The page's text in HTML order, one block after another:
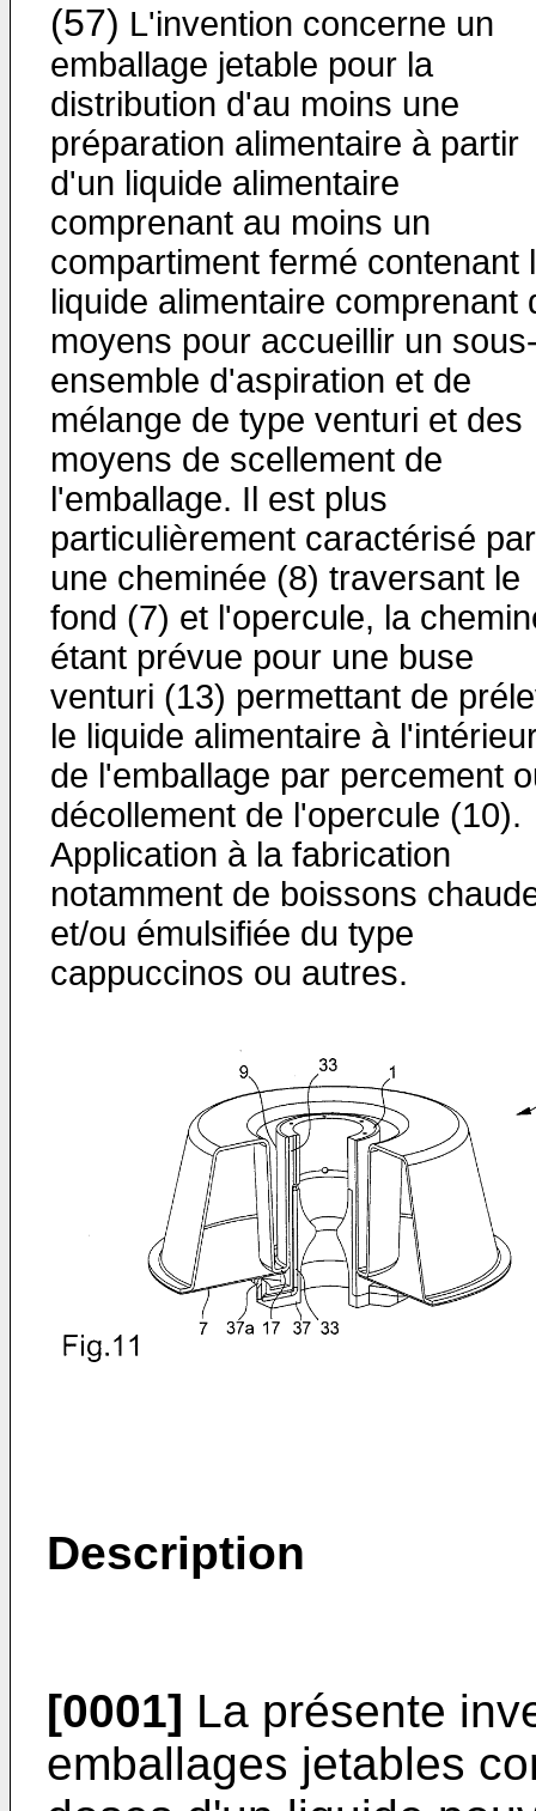
(57) L'invention concerne un
emballage jetable pour la
distribution d'au moins une
préparation alimentaire à partir
d'un liquide alimentaire
comprenant au moins un
compartiment fermé contenant
liquide alimentaire comprenant
moyens pour accueillir un
ensemble d'aspiration et de
mélange de type venturi et des
moyens de scellement de
l'emballage. Il est plus
particulièrement caractérisé par
une cheminée (8) traversant le
fond (7) et l'opercule, la
étant prévue pour une buse
venturi (13) permettant de
le liquide alimentaire à
de l'emballage par percement
décollement de l'opercule (10).
Application à la fabrication
notamment de boissons
et/ou émulsifiée du type
cappuccinos ou autres.
Description
[0001] La présente
emballages jetables